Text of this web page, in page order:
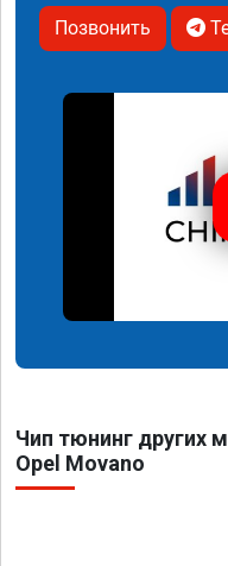
Позвонить
Чип тюнинг других
Opel Movano